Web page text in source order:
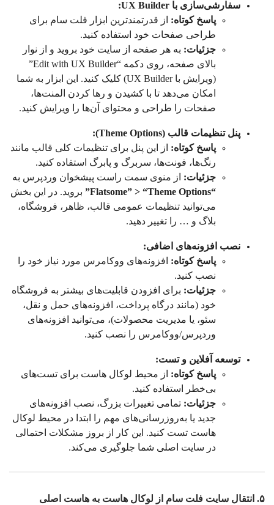
سفارشی‌سازی با UX Builder:
پاسخ کوتاه: از قدرتمندترین ابزار فلت سام برای
طراحی صفحات خود استفاده کنید.
جزئیات: به هر صفحه از سایت خود بروید و از نوار
بالای صفحه، روی دکمه “Edit with UX Builder”
(ویرایش با UX Builder) کلیک کنید. این ابزار به شما
امکان می‌دهد تا با کشیدن و رها کردن المنت‌ها،
صفحات را طراحی و محتوای آن‌ها را ویرایش کنید.
پنل تنظیمات قالب (Theme Options):
پاسخ کوتاه: از این پنل برای تنظیمات کلی قالب مانند
رنگ‌ها، فونت‌ها، سربرگ و پابرگ استفاده کنید.
جزئیات: از منوی سمت راست پیشخوان وردپرس به
“Flatsome” > “Theme Options”
بروید. در این بخش
می‌توانید تنظیمات عمومی قالب، ظاهر، فروشگاه،
بلاگ و … را تغییر دهید.
نصب افزونه‌های اضافی:
پاسخ کوتاه: افزونه‌های ووکامرس مورد نیاز خود را
نصب کنید.
جزئیات: برای افزودن قابلیت‌های بیشتر به فروشگاه
خود (مانند درگاه پرداخت، افزونه‌های حمل و نقل،
سئو، یا مدیریت محصولات)، می‌توانید افزونه‌های
وردپرس/ووکامرس را نصب کنید.
توسعه آفلاین و تست:
پاسخ کوتاه: از محیط لوکال هاست برای تست‌های
بی‌خطر استفاده کنید.
جزئیات: تمامی تغییرات بزرگ، نصب افزونه‌های
جدید یا به‌روزرسانی‌های مهم را ابتدا در محیط لوکال
هاست تست کنید. این کار از بروز مشکلات احتمالی
در سایت اصلی شما جلوگیری می‌کند.
۵. انتقال سایت فلت سام از لوکال هاست به هاست اصلی